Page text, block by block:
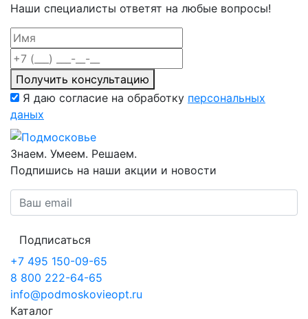
Наши специалисты ответят на любые вопросы!
Получить консультацию
Я даю согласие на обработку персональных
даных
Знаем. Умеем. Решаем.
Подпишись на наши акции и новости
Подписаться
+7 495 150-09-65
8 800 222-64-65
info@podmoskovieopt.ru
Каталог